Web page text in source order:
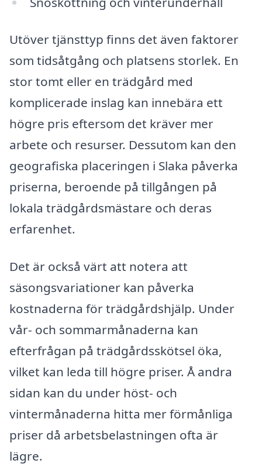
Utöver tjänsttyp finns det även faktorer
som tidsåtgång och platsens storlek. En
stor tomt eller en trädgård med
komplicerade inslag kan innebära ett
högre pris eftersom det kräver mer
arbete och resurser. Dessutom kan den
geografiska placeringen i Slaka påverka
priserna, beroende på tillgången på
lokala trädgårdsmästare och deras
erfarenhet.
Det är också värt att notera att
säsongsvariationer kan påverka
kostnaderna för trädgårdshjälp. Under
vår- och sommarmånaderna kan
efterfrågan på trädgårdsskötsel öka,
vilket kan leda till högre priser. Å andra
sidan kan du under höst- och
vintermånaderna hitta mer förmånliga
priser då arbetsbelastningen ofta är
lägre.